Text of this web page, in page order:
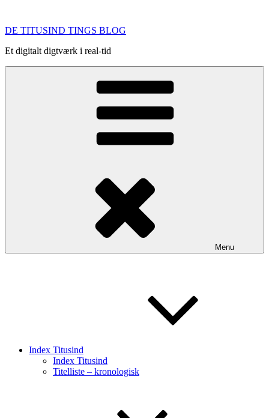
indhold
DE TITUSIND TINGS BLOG
Et digitalt digtværk i real-tid
Menu
Index Titusind
Index Titusind
Titelliste – kronologisk